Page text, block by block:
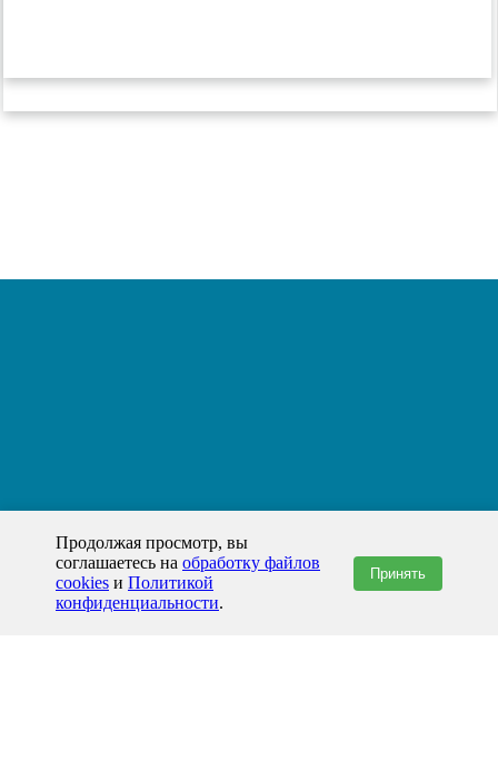
Продолжая просмотр, вы
соглашаетесь на обработку файлов
cookies и Политикой
конфиденциальности.
Принять